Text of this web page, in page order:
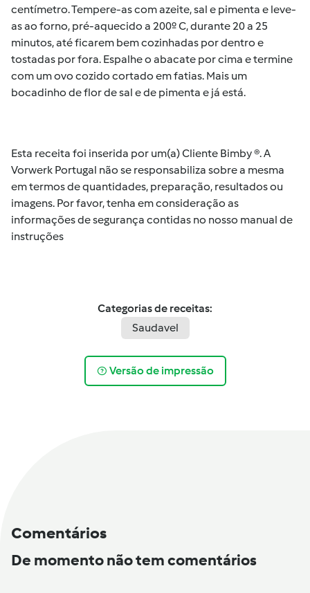
centímetro. Tempere-as com azeite, sal e pimenta e leve-
as ao forno, pré-aquecido a 200º C, durante 20 a 25
minutos, até ficarem bem cozinhadas por dentro e
tostadas por fora. Espalhe o abacate por cima e termine
com um ovo cozido cortado em fatias. Mais um
bocadinho de flor de sal e de pimenta e já está.
Esta receita foi inserida por um(a) Cliente Bimby ®. A
Vorwerk Portugal não se responsabiliza sobre a mesma
em termos de quantidades, preparação, resultados ou
imagens. Por favor, tenha em consideração as
informações de segurança contidas no nosso manual de
instruções
Categorias de receitas:
Saudavel
Versão de impressão
Comentários
De momento não tem comentários